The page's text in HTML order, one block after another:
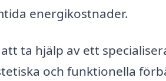
energikostnader.
ta hjälp av ett
och funktionella